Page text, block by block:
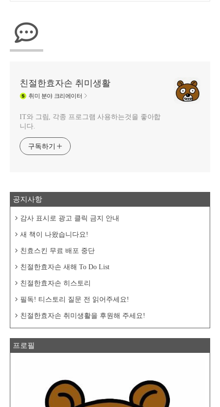
친절한효자손 취미생활
취미 분야 크리에이터
IT와 그림, 각종 프로그램 사용하는것을 좋아합
니다.
구독하기
공지사항
감사 표시로 광고 클릭 금지 안내
새 책이 나왔습니다요!
친효스킨 무료 배포 중단
친절한효자손 새해 To Do List
친절한효자손 히스토리
필독! 티스토리 질문 전 읽어주세요!
친절한효자손 취미생활을 후원해 주세요!
프로필